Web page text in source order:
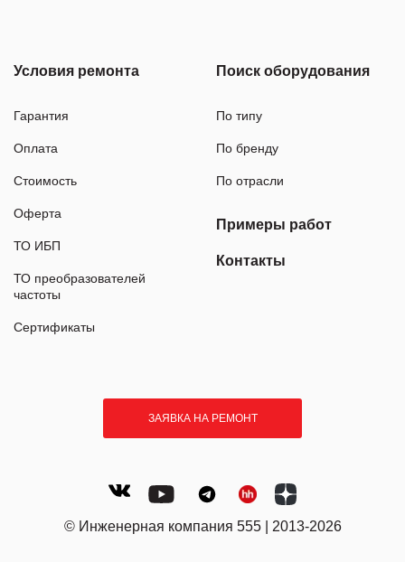
Условия ремонта
Гарантия
Оплата
Стоимость
Оферта
ТО ИБП
ТО преобразователей
частоты
Сертификаты
Поиск оборудования
По типу
По бренду
По отрасли
Примеры работ
Контакты
ЗАЯВКА НА РЕМОНТ
© Инженерная компания 555 | 2013-2026